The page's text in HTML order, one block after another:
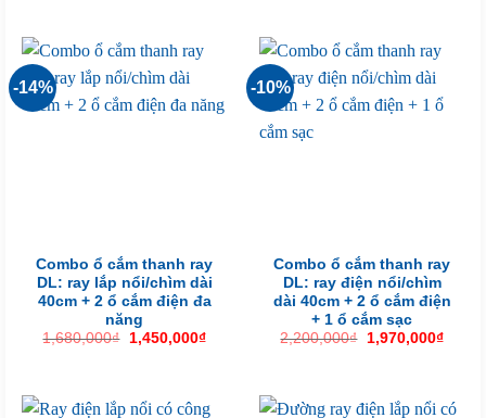
-14%
Combo ổ cắm thanh ray
DL: ray lắp nổi/chìm dài
40cm + 2 ổ cắm điện đa
năng
1,680,000₫ Giá
gốc
1,450,000₫Giá
hiện
-10%
Combo ổ cắm thanh ray
DL: ray điện nổi/chìm
dài 40cm + 2 ổ cắm điện
+ 1 ổ cắm sạc
2,200,000₫ Giá
gốc
1,970,000₫Giá
hiện